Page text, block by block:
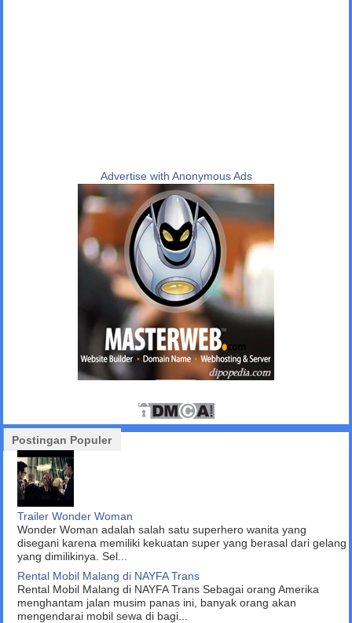
Advertise with Anonymous Ads
Postingan Populer
Trailer Wonder Woman
Wonder Woman adalah salah satu superhero wanita yang
disegani karena memiliki kekuatan super yang berasal dari gelang
yang dimilikinya. Sel...
Rental Mobil Malang di NAYFA Trans
Rental Mobil Malang di NAYFA Trans Sebagai orang Amerika
menghantam jalan musim panas ini, banyak orang akan
mengendarai mobil sewa di bagi...